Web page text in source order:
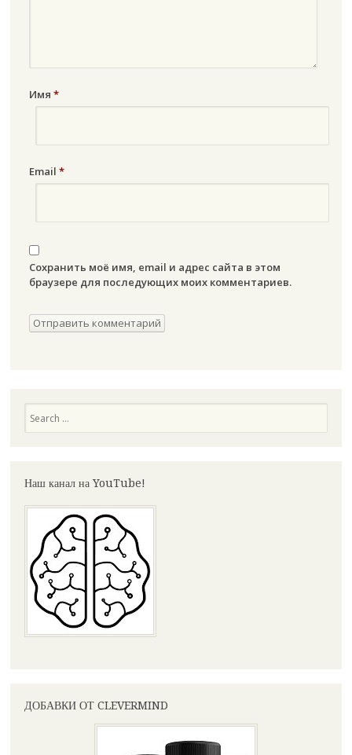
Имя *
Email *
Сохранить моё имя, email и адрес сайта в этом
браузере для последующих моих комментариев.
Наш канал на YouTube!
ДОБАВКИ ОТ CLEVERMIND